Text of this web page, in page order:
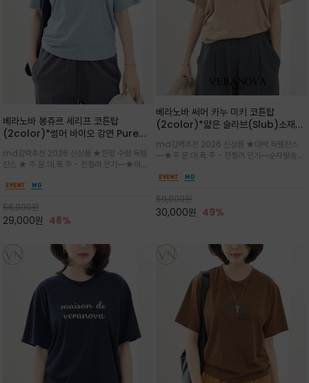
베라노바 봉쥬르 세리프 코튼탑
(2color)*썸머 바이오 강연 Pure
성적인 프랑스어 수식어를 조합
md강력추천 2026 신상품 ★한정 수량 득템
찬스 ★ 주.문.대.폭.주 - 전컬러 인기~~★여름
여유로운 감성/피부에 닿는 순간 기분 좋은 청량
56,000원
29,000원 48%
베라노바 써머 카누 미키 코튼탑
(2color)*얇은 슬라브(Slub)소재
하며, 몸에 잘 달라붙지 않아 쾌적
md강력추천 2026 신상품 ★대박 득템찬스
~~★주.문.대.폭.주 - 전컬러 인기~~순차발송중
드롭숄더 핏과 부드러운 라운드넥이 편안하며, 앞
다.
59,000원
30,000원 49%